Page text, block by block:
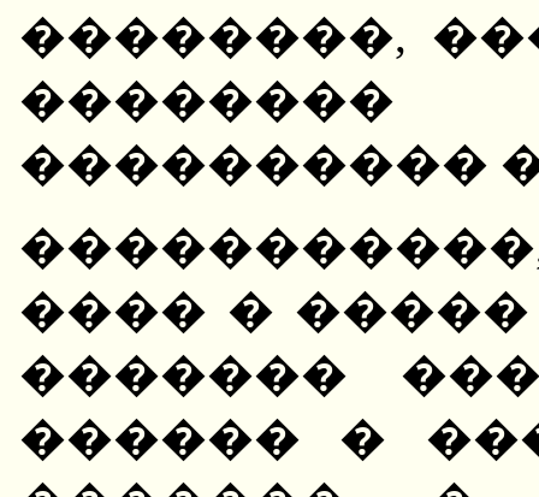
��������,
����������
���� �
�������
������ �